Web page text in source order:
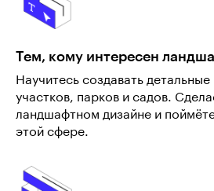
Тем, кому интересен
Научитесь создавать
участков, парков и садов.
ландшафтном дизайне и
этой сфере.